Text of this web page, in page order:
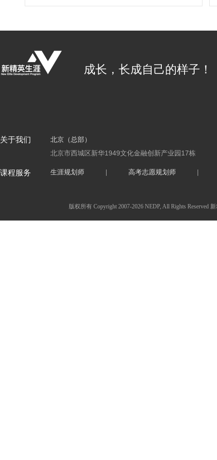
成长，长成自己的样子！
关于我们
北京（总部）
北京市西城区新华1949文化金融创新产业园17栋
课程服务 生涯规划师 | 高考志愿规划师 |
版权所有 Copyright 2007-2026 NEDP, All Rights